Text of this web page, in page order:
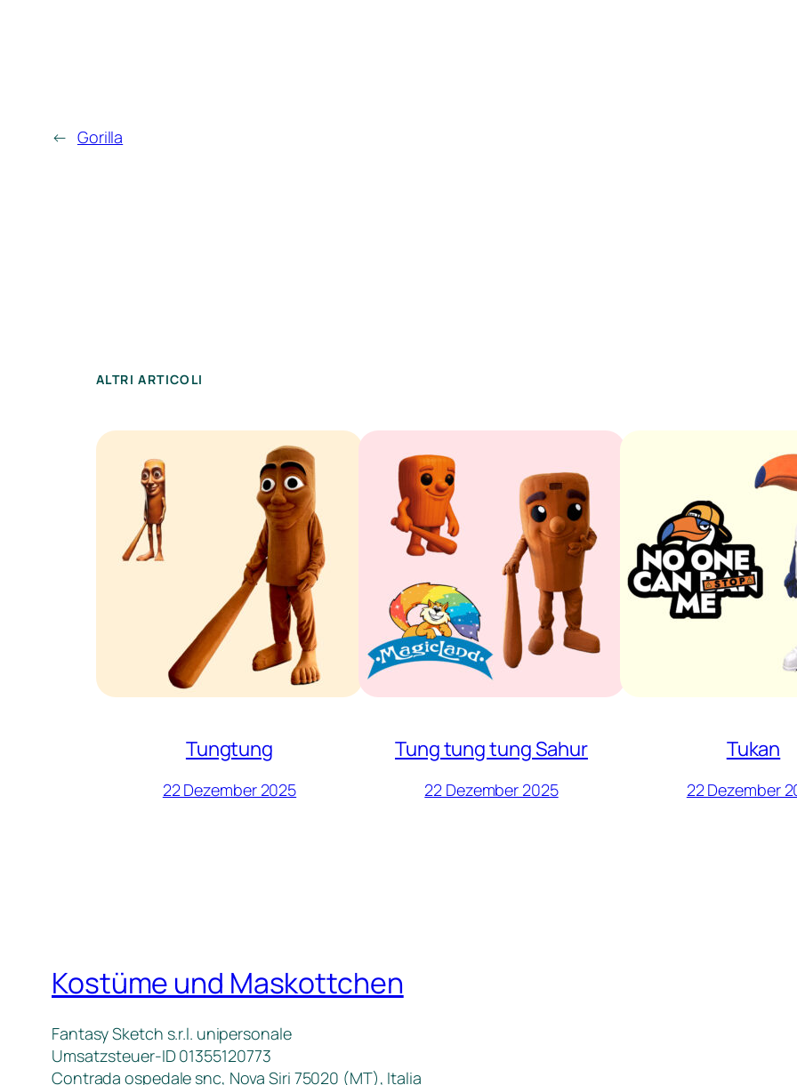
← Gorilla
ALTRI ARTICOLI
Tungtung
22 Dezember 2025
Tung tung tung Sahur
22 Dezember 2025
Tukan
22 Dezember
Kostüme und Maskottchen
Fantasy Sketch s.r.l. unipersonale
Umsatzsteuer-ID 01355120773
Contrada ospedale snc, Nova Siri 75020 (MT), Italia